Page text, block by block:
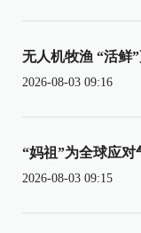
无人机牧渔 “活鲜
2026-08-03 09:16
“妈祖”为全球应
2026-08-03 09:15